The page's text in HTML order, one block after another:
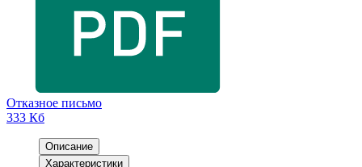
Отказное письмо
333 Кб
Описание
Характеристики